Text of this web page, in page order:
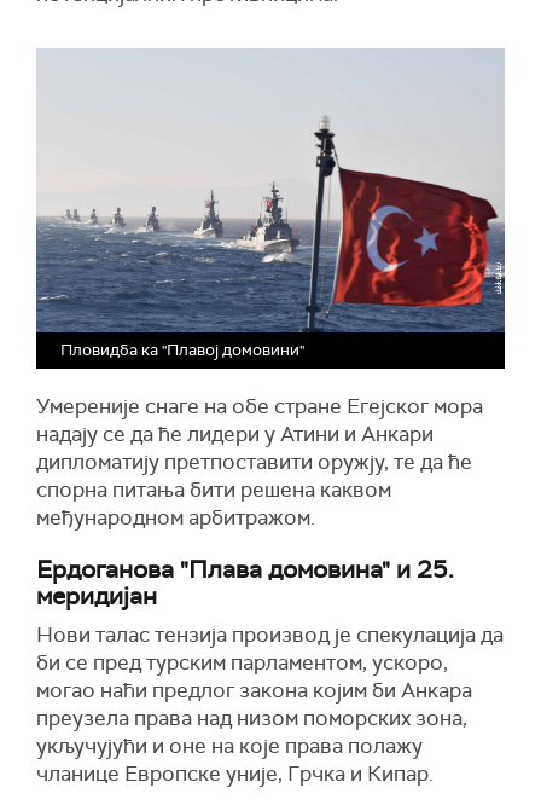
Пловидба ка "Плавој домовини"
Умереније снаге на обе стране Егејског мора
надају се да ће лидери у Атини и Анкари
дипломатију претпоставити оружју, те да ће
спорна питања бити решена каквом
међународном арбитражом.
Ердоганова "Плава домовина" и 25.
меридијан
Нови талас тензија производ је спекулација да
би се пред турским парламентом, ускоро,
могао наћи предлог закона којим би Анкара
преузела права над низом поморских зона,
укључујући и оне на које права полажу
чланице Европске уније, Грчка и Кипар.